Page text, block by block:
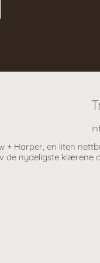
+ Harper, en liten
de nydeligste klærene